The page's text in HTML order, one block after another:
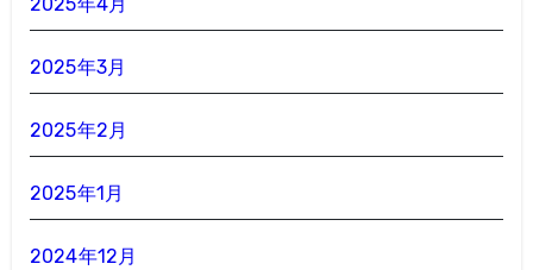
2025年4月
2025年3月
2025年2月
2025年1月
2024年12月